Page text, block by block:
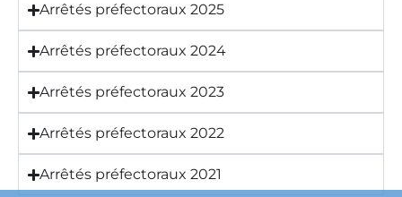
Arrêtés préfectoraux 2025
Arrêtés préfectoraux 2024
Arrêtés préfectoraux 2023
Arrêtés préfectoraux 2022
Arrêtés préfectoraux 2021